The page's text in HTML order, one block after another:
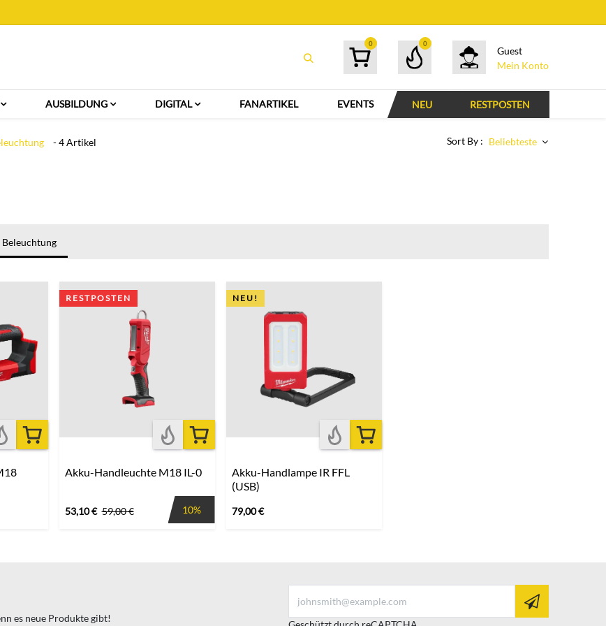
0 0
Guest
Mein Konto
AUSBILDUNG DIGITAL FANARTIKEL EVENTS NEU RESTPOSTEN
- 4 Artikel Sort By : Beliebteste
Beleuchtung
RESTPOSTEN
Akku-Handleuchte M18 IL-0
53,10€ 59,00€ 10%
NEU!
Akku-Handlampe IR FFL
(USB)
79,00€
es neue Produkte gibt!